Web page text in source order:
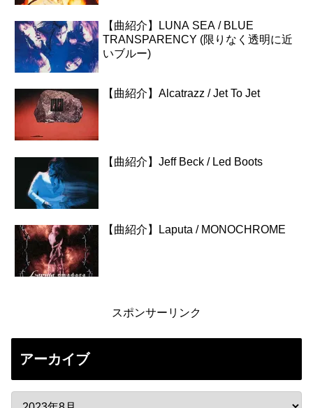
【曲紹介】LUNA SEA / BLUE
TRANSPARENCY (限りなく透明に近
いブルー)
【曲紹介】Alcatrazz / Jet To Jet
【曲紹介】Jeff Beck / Led Boots
【曲紹介】Laputa / MONOCHROME
スポンサーリンク
アーカイブ